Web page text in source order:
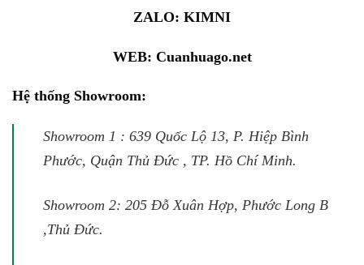
ZALO: KIMNI
WEB: Cuanhuago.net
Hệ thống Showroom:
Showroom 1 : 639 Quốc Lộ 13, P. Hiệp Bình
Phước, Quận Thủ Đức , TP. Hồ Chí Minh.
Showroom 2: 205 Đỗ Xuân Hợp, Phước Long B
,Thủ Đức.